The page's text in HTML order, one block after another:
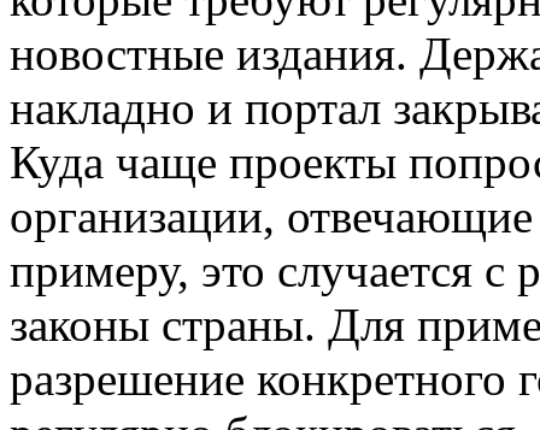
новостные издания.
накладно и портал
Куда чаще проекты
организации,
примеру, это случается с
законы страны. Для
разрешение конкретного